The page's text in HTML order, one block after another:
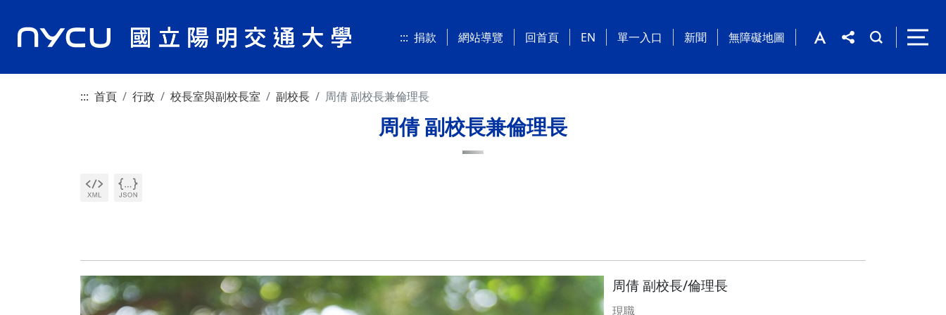
::: 捐款 網站導覽 回首頁 EN 單一入口 新聞 無障礙地圖
::: 首頁 行政 校長室與副校長室 副校長 周倩 副校長兼倫理長
周倩 副校長兼倫理長
周倩 副校長/倫理長
現職